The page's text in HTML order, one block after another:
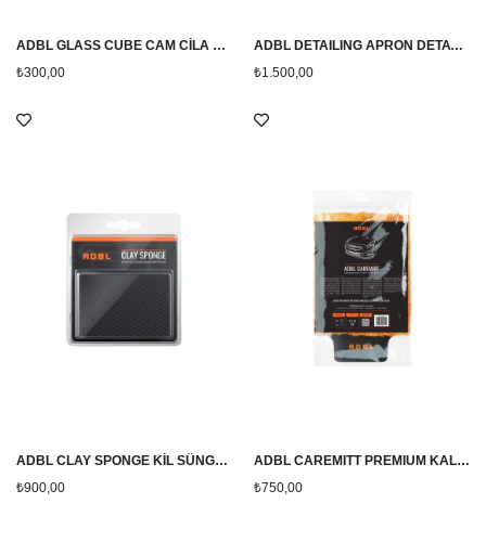
ADBL GLASS CUBE CAM CİLA KEÇESİ
₺300,00
ADBL DETAILING APRON DETAYLANDIRMA ÖNLÜĞÜ
₺1.500,00
ADBL CLAY SPONGE KİL SÜNGERİ
₺900,00
ADBL CAREMITT PREMIUM KALİTE YUMUŞAK YIKAMA ELDİVENİ
₺750,00